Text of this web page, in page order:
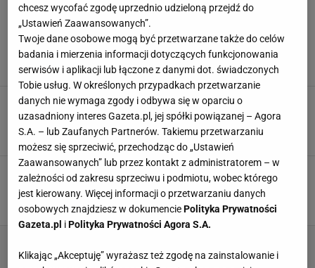
Był wielkim talentem Barcelony. Teraz ma 29
lat. "Mogę już nigdy nie zagrać w piłkę"
Jakub Trochimowicz,22 LUTEGO 2024, 06:25
Fenomenalny mecz Deulofeu! Dwa cudowne
gole i trudno wybrać ładniejszy [WIDEO]
pk,18 GRUDNIA 2021, 23:09
Były piłkarz Barcelony wskazał lepszego
zawodnika od Messiego. "Najlepszy w historii"
łg,14 PAŹDZIERNIKA 2020, 16:44
chcesz wycofać zgodę uprzednio udzieloną przejdź do
„Ustawień Zaawansowanych”.
Twoje dane osobowe mogą być przetwarzane także do celów
badania i mierzenia informacji dotyczących funkcjonowania
serwisów i aplikacji lub łączone z danymi dot. świadczonych
Tobie usług. W określonych przypadkach przetwarzanie
danych nie wymaga zgody i odbywa się w oparciu o
uzasadniony interes Gazeta.pl, jej spółki powiązanej – Agora
S.A. – lub Zaufanych Partnerów. Takiemu przetwarzaniu
możesz się sprzeciwić, przechodząc do „Ustawień
Zaawansowanych” lub przez kontakt z administratorem – w
zależności od zakresu sprzeciwu i podmiotu, wobec którego
jest kierowany. Więcej informacji o przetwarzaniu danych
osobowych znajdziesz w dokumenciePolityka Prywatności
Gazeta.pl iPolityka Prywatności Agora S.A.
Klikając „Akceptuję” wyrażasz też zgodę na zainstalowanie i